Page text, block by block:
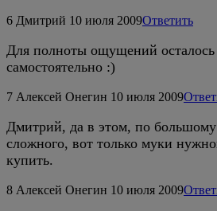
6 Дмитрий 10 июля 2009Ответить
Для полноты ощущений осталось
самостоятельно :)
7 Алексей Онегин 10 июля 2009
Дмитрий, да в этом, по большому
сложного, вот только муки
купить.
8 Алексей Онегин 10 июля 2009